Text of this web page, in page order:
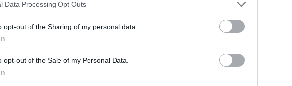
including but not limited to your visit or usage behaviour. You may click to grant or
to Google and its third-party tags to use your data for below specified purposes
consent section.
Data Processing Opt Outs
opt-out of the Sharing of my personal data.
opt-out of the Sale of my Personal Data.
il suo mondo, la musica i concerti e il nuovo
Viaggi
La Thailandia
smeraldo e